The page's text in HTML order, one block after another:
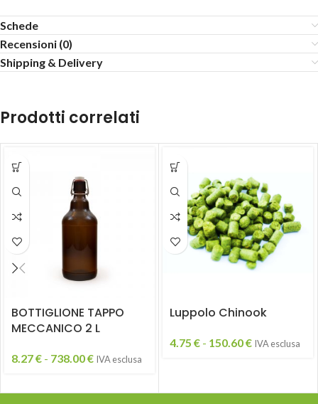
Schede
Recensioni (0)
Shipping & Delivery
Prodotti correlati
BOTTIGLIONE TAPPO
MECCANICO 2 L
8.27€ - 738.00€ IVA esclusa
Luppolo Chinook
4.75 € - 150.60€ IVA esclusa